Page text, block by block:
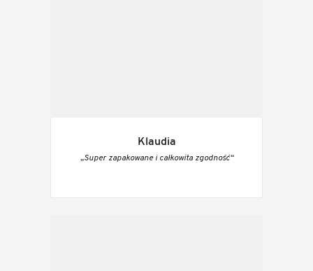
Klaudia
„Super zapakowane i całkowita zgodność“